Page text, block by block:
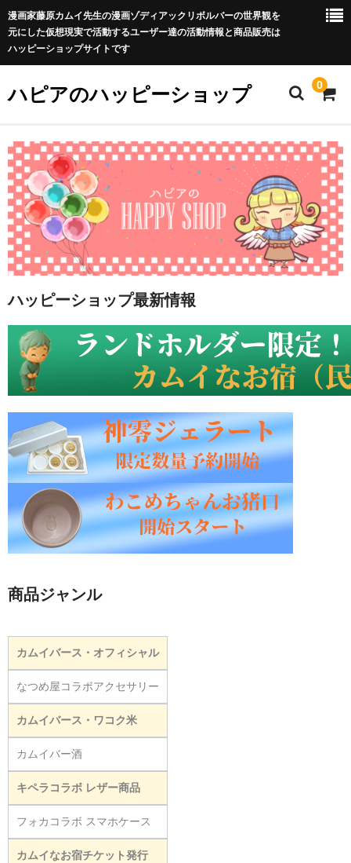
漫画家藤原カムイ先生の漫画ゾディアックリボルバーの世界観を
元にした仮想現実で活動するユーザー達の活動情報と商品販売は
ハッピーショップサイトです
ハピアのハッピーショップ 0
HAPPY SHOP 特定商取引法に基づく表記(利用規約)
プライバシーポリシー
お問い合わせフォーム
カート
ハッピーショップ最新情報
商品ジャンル
カムイバース・オフィシャル
なつめ屋コラボアクセサリー
カムイバース・ワコク米
カムイバー酒
キペラコラボ レザー商品
フォカコラボ スマホケース
カムイなお宿チケット発行